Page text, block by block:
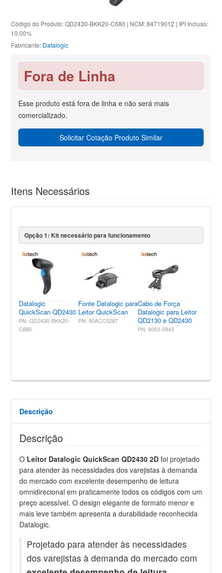
Código do Produto: QD2430-BKK20-C680 | NCM: 84719012 | IPI Incluso:
10.00%
Fabricante: Datalogic
Fora de Linha
Esse produto está fora de linha e não será mais
comercializado.
Solicitar Cotação Produto Similar
Itens Necessários
Opção 1: Kit necessário para funcionamento
Datalogic
QuickScan QD2430
PN: QD2430-BKK20-
C680
Fonte Datalogic para
Leitor QuickScan
PN: 90ACC0287
Cabo de Força
Datalogic para Leitor
QD2130 e QD2430
PN: 6003-0943
Descrição
Descrição
O Leitor Datalogic QuickScan QD2430 2D foi projetado
para atender às necessidades dos varejistas à demanda
do mercado com excelente desempenho de leitura
omnidirecional em praticamente todos os códigos com um
preço acessível. O design elegante de formato menor e
mais leve também apresenta a durabilidade reconhecida
Datalogic.
Projetado para atender às necessidades
dos varejistas à demanda do mercado com